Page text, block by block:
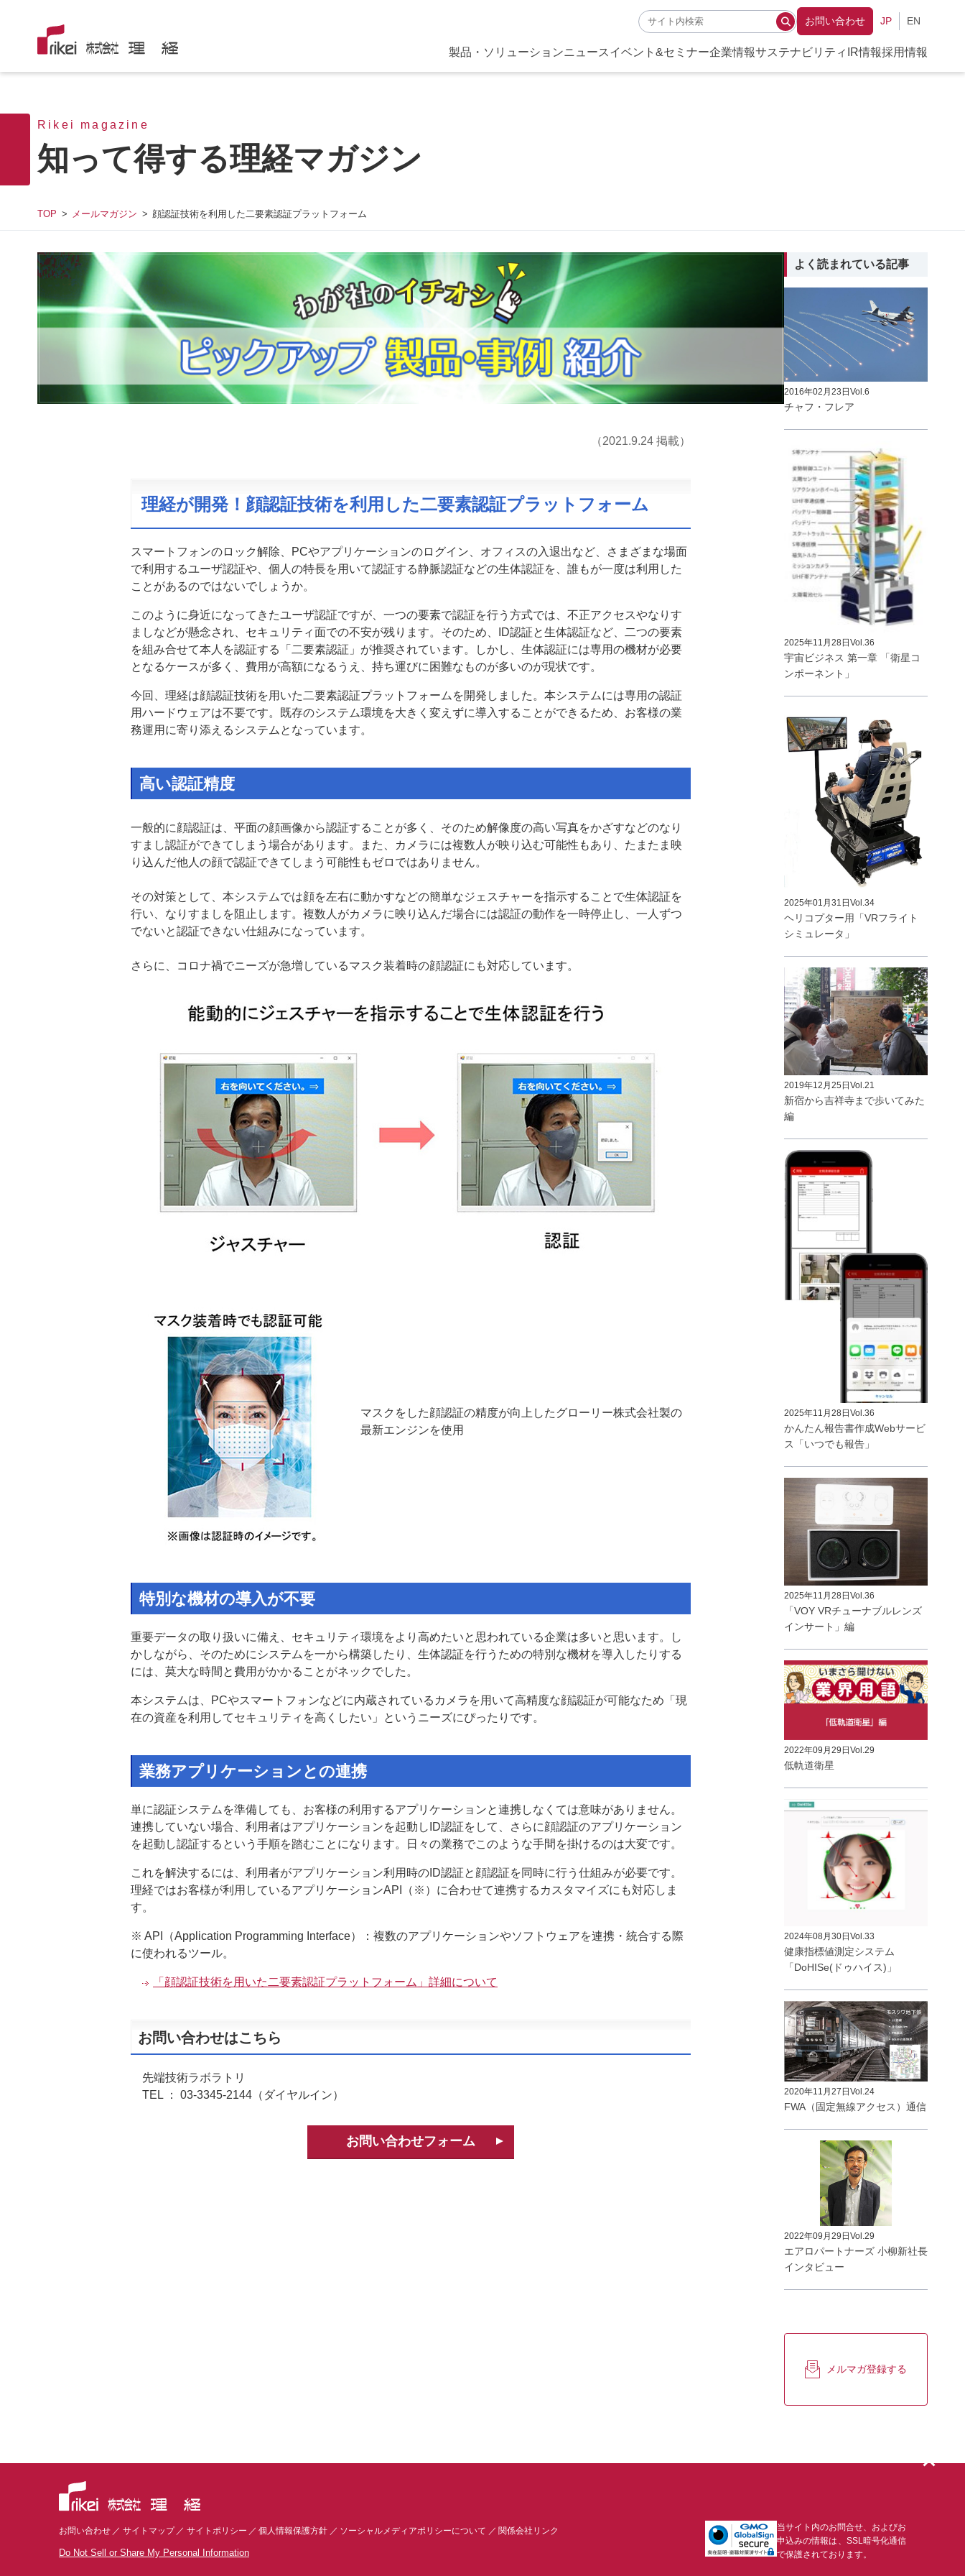
お問い合わせ JP EN
製品・ソリューションニュース イベント&セミナー企業情報サステナビリティ IR情報採用情報
Rikei magazine
知って得する理経マガジン
TOP メールマガジン 顔認証技術を利用した二要素認証プラットフォーム
よく読まれている記事
2016年02月23日 Vol.6
チャフ・フレア
2025年11月28日 Vol.36
宇宙ビジネス 第一章 「衛星コ
ンポーネント」
2025年01月31日Vol.34
ヘリコプター用「VRフライト
シミュレータ」
2019年12月25日Vol.21
新宿から吉祥寺まで歩いてみた
編
2025年11月28日 Vol.36
かんたん報告書作成Webサービ
ス「いつでも報告」
2025年11月28日 Vol.36
「VOY VRチューナブルレンズ
インサート」編
2022年09月29日 Vol.29
低軌道衛星
2024年08月30日 Vol.33
健康指標値測定システム
「DoHISe(ドゥハイス)」
2020年11月27日 Vol.24
FWA（固定無線アクセス）通信
2022年09月29日 Vol.29
エアロパートナーズ 小柳新社長
インタビュー
メルマガ登録する
（2021.9.24 掲載）
理経が開発！顔認証技術を利用した二要素認証プラットフォーム
スマートフォンのロック解除、PCやアプリケーションのログイン、オフィスの入退出など、さまざまな場面
で利用するユーザ認証や、個人の特長を用いて認証する静脈認証などの生体認証を、誰もが一度は利用した
ことがあるのではないでしょうか。
このように身近になってきたユーザ認証ですが、一つの要素で認証を行う方式では、不正アクセスやなりす
ましなどが懸念され、セキュリティ面での不安が残ります。そのため、ID認証と生体認証など、二つの要素
を組み合せて本人を認証する「二要素認証」が推奨されています。しかし、生体認証には専用の機材が必要
となるケースが多く、費用が高額になるうえ、持ち運びに困難なものが多いのが現状です。
今回、理経は顔認証技術を用いた二要素認証プラットフォームを開発しました。本システムには専用の認証
用ハードウェアは不要です。既存のシステム環境を大きく変えずに導入することができるため、お客様の業
務運用に寄り添えるシステムとなっています。
高い認証精度
一般的に顔認証は、平面の顔画像から認証することが多く、そのため解像度の高い写真をかざすなどのなり
すまし認証ができてしまう場合があります。また、カメラには複数人が映り込む可能性もあり、たまたま映
り込んだ他人の顔で認証できてしまう可能性もゼロではありません。
その対策として、本システムでは顔を左右に動かすなどの簡単なジェスチャーを指示することで生体認証を
行い、なりすましを阻止します。複数人がカメラに映り込んだ場合には認証の動作を一時停止し、一人ずつ
でないと認証できない仕組みになっています。
さらに、コロナ禍でニーズが急増しているマスク装着時の顔認証にも対応しています。
マスクをした顔認証の精度が向上したグローリー株式会社製の
最新エンジンを使用
特別な機材の導入が不要
重要データの取り扱いに備え、セキュリティ環境をより高めたいと思われている企業は多いと思います。し
かしながら、そのためにシステムを一から構築したり、生体認証を行うための特別な機材を導入したりする
には、莫大な時間と費用がかかることがネックでした。
本システムは、PCやスマートフォンなどに内蔵されているカメラを用いて高精度な顔認証が可能なため「現
在の資産を利用してセキュリティを高くしたい」というニーズにぴったりです。
業務アプリケーションとの連携
単に認証システムを準備しても、お客様の利用するアプリケーションと連携しなくては意味がありません。
連携していない場合、利用者はアプリケーションを起動しID認証をして、さらに顔認証のアプリケーション
を起動し認証するという手順を踏むことになります。日々の業務でこのような手間を掛けるのは大変です。
これを解決するには、利用者がアプリケーション利用時のID認証と顔認証を同時に行う仕組みが必要です。
理経ではお客様が利用しているアプリケーションAPI（※）に合わせて連携するカスタマイズにも対応しま
す。
※ API（Application Programming Interface）：複数のアプリケーションやソフトウェアを連携・統合する際
に使われるツール。
「顔認証技術を用いた二要素認証プラットフォーム」詳細について
お問い合わせはこちら
先端技術ラボラトリ
TEL ： 03-3345-2144（ダイヤルイン）
お問い合わせフォーム
お問い合わせ サイトマップ サイトポリシー 個人情報保護方針 ソーシャルメディアポリシーについて 関係会社リンク
Do Not Sell or Share My Personal Information
当サイト内のお問合せ、およびお
申込みの情報は、SSL暗号化通信
で保護されております。